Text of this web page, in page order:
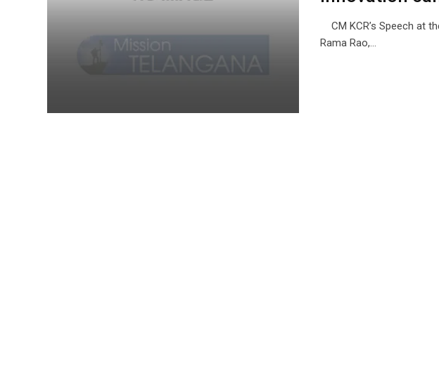
CM KCR’s Speech at
Rama Rao,…